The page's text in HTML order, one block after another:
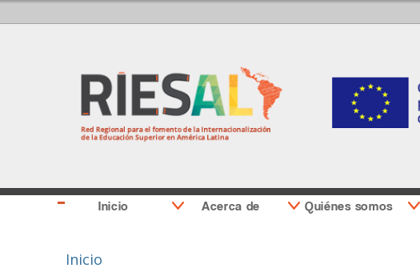
Inicio Acerca de Quiénes somos
Inicio